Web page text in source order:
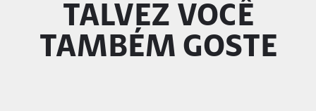
TALVEZ VOCÊ
TAMBÉM GOSTE